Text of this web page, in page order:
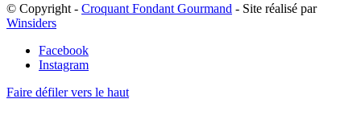
© Copyright - Croquant Fondant Gourmand - Site réalisé par
Winsiders
Facebook
Instagram
Faire défiler vers le haut